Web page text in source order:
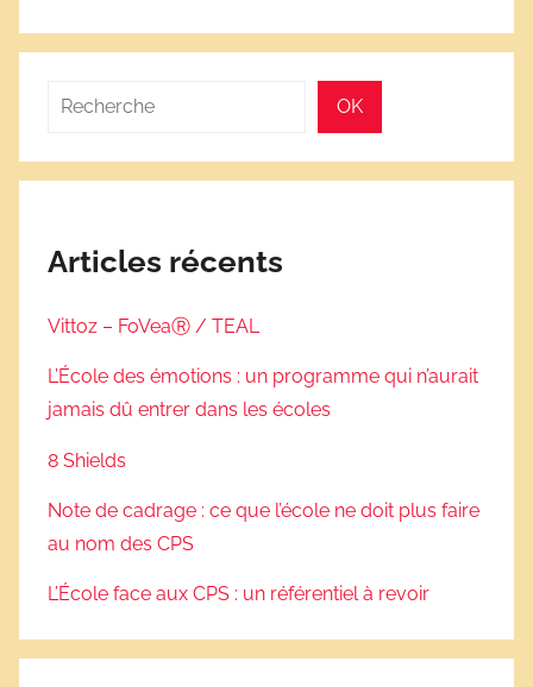
Rechercher OK
Articles récents
Vittoz – FoVeaⓇ / TEAL
L’École des émotions : un programme qui n’aurait
jamais dû entrer dans les écoles
8 Shields
Note de cadrage : ce que l’école ne doit plus faire
au nom des CPS
L’École face aux CPS : un référentiel à revoir